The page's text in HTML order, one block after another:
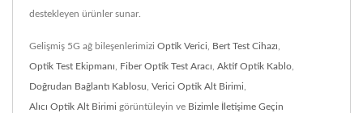
destekleyen ürünler sunar.
Gelişmiş 5G ağ bileşenlerimizi Optik Verici, Bert Test Cihazı,
Optik Test Ekipmanı, Fiber Optik Test Aracı, Aktif Optik Kablo,
Doğrudan Bağlantı Kablosu, Verici Optik Alt Birimi,
Alıcı Optik Alt Birimi görüntüleyin ve Bizimle İletişime Geçin